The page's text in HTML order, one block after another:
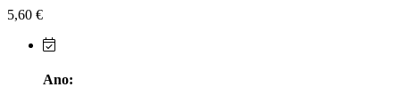
5,60 €
Ano: